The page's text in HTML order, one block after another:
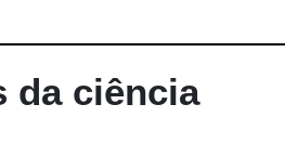
da ciência